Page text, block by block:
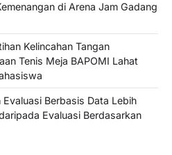
di Arena Jam Gadang
Kelincahan Tangan
Tenis Meja BAPOMI Lahat
Evaluasi Berbasis Data Lebih
Evaluasi Berdasarkan